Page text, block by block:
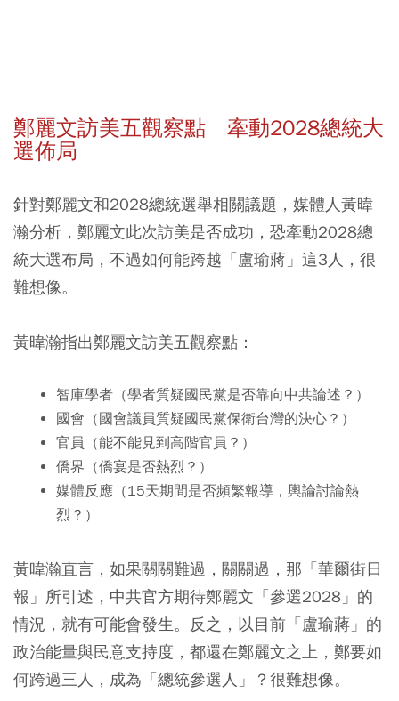
鄭麗文訪美五觀察點 牽動2028總統大
選佈局
針對鄭麗文和2028總統選舉相關議題，媒體人黃暐
瀚分析，鄭麗文此次訪美是否成功，恐牽動2028總
統大選布局，不過如何能跨越「盧瑜蔣」這3人，很
難想像。
黃暐瀚指出鄭麗文訪美五觀察點：
智庫學者（學者質疑國民黨是否靠向中共論述？）
國會（國會議員質疑國民黨保衛台灣的決心？）
官員（能不能見到高階官員？）
僑界（僑宴是否熱烈？）
媒體反應（15天期間是否頻繁報導，輿論討論熱
烈？）
黃暐瀚直言，如果關關難過，關關過，那「華爾街日
報」所引述，中共官方期待鄭麗文「參選2028」的
情況，就有可能會發生。反之，以目前「盧瑜蔣」的
政治能量與民意支持度，都還在鄭麗文之上，鄭要如
何跨過三人，成為「總統參選人」？很難想像。